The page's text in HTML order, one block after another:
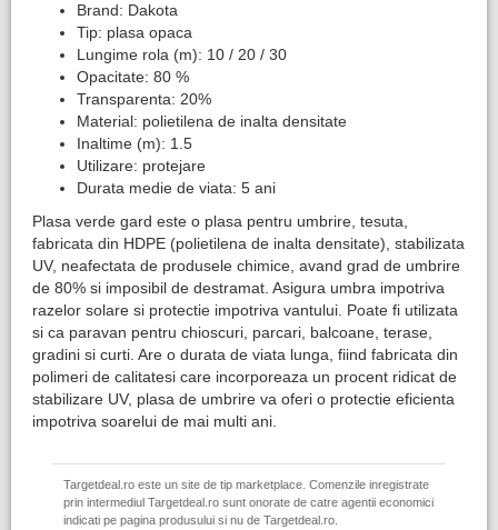
Brand: Dakota
Tip: plasa opaca
Lungime rola (m): 10 / 20 / 30
Opacitate: 80 %
Transparenta: 20%
Material: polietilena de inalta densitate
Inaltime (m): 1.5
Utilizare: protejare
Durata medie de viata: 5 ani
Plasa verde gard este o plasa pentru umbrire, tesuta,
fabricata din HDPE (polietilena de inalta densitate), stabilizata
UV, neafectata de produsele chimice, avand grad de umbrire
de 80% si imposibil de destramat. Asigura umbra impotriva
razelor solare si protectie impotriva vantului. Poate fi utilizata
si ca paravan pentru chioscuri, parcari, balcoane, terase,
gradini si curti. Are o durata de viata lunga, fiind fabricata din
polimeri de calitatesi care incorporeaza un procent ridicat de
stabilizare UV, plasa de umbrire va oferi o protectie eficienta
impotriva soarelui de mai multi ani.
Targetdeal.ro este un site de tip marketplace. Comenzile inregistrate
prin intermediul Targetdeal.ro sunt onorate de catre agentii economici
indicati pe pagina produsului si nu de Targetdeal.ro.